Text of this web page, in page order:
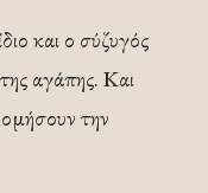
και ο σύζυγός
αγάπης. Και
την